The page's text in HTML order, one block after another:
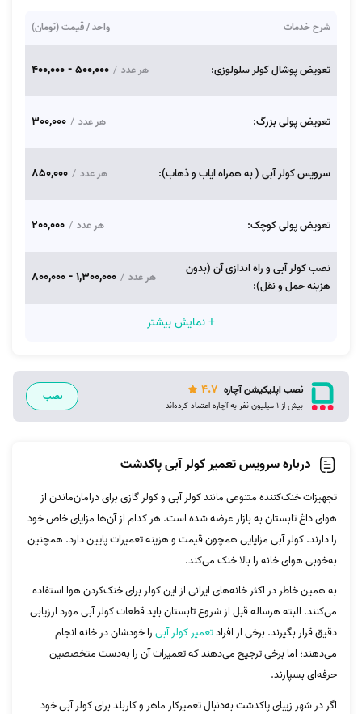
شرح خدمات واحد / قیمت (تومان)
تعویض پوشال کولر سلولوزی: هر عدد /
500,000 - 400,000
تعویض پولی بزرگ: هر عدد /
300,000
سرویس کولر آبی ( به همراه ایاب و ذهاب): هر عدد /
850,000
تعویض پولی کوچک: هر عدد /
200,000
نصب کولر آبی و راه اندازی آن (بدون
هزینه حمل و نقل):
هر عدد /
1,300,000 - 800,000
+ نمایش بیشتر
نصب اپلیکیشن آچاره 4.7
بیش از 1 میلیون نفر به آچاره اعتماد کرده‌اند
نصب
درباره سرویس تعمیر کولر آبی پاکدشت
تجهیزات خنک‌کننده متنوعی مانند کولر آبی و کولر گازی برای درامان‌ماندن از
هوای داغ تابستان به بازار عرضه شده است. هر کدام از آن‌ها مزایای خاص خود
را دارند. کولر آبی مزایایی همچون قیمت و هزینه تعمیرات پایین دارد. همچنین
به‌خوبی هوای خانه را بالا خنک می‌کند.
به همین خاطر در اکثر خانه‌های ایرانی از این کولر برای خنک‌کردن هوا استفاده
می‌‌کنند. البته هرساله قبل از شروع تابستان باید قطعات کولر آبی مورد ارزیابی
دقیق قرار بگیرند. برخی از افرادتعمیر کولر آبیرا خودشان در خانه انجام
می‌دهند؛ اما برخی ترجیح می‌دهند که تعمیرات آن را به‌دست متخصصین
حرفه‌‌ای بسپارند.
اگر در شهر زیبای پاکدشت به‌دنبال تعمیرکار ماهر و کاربلد برای کولر آبی خود